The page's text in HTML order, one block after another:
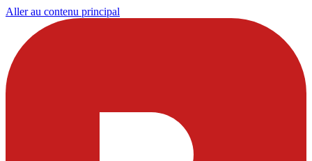
Aller au contenu principal